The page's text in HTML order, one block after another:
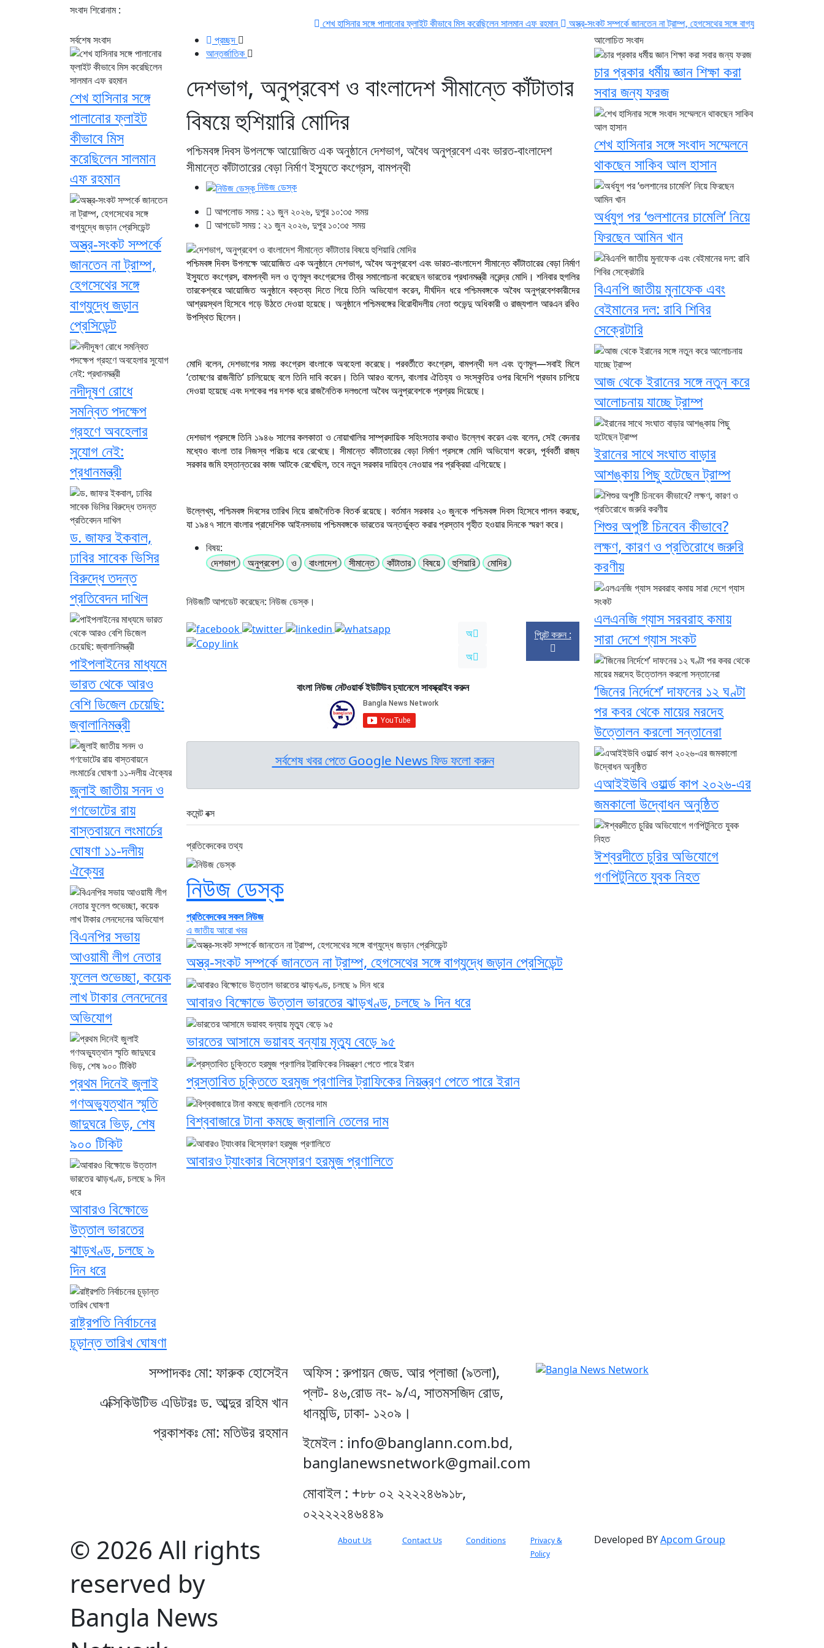
সংবাদ শিরোনাম :
শেখ হাসিনার সঙ্গে পালানোর ফ্লাইট কীভাবে মিস করেছিলেন সালমান এফ রহমান অস্ত্র-সংকট সম্পর্কে জানতেন না ট্রাম্প, হেগসেথের সঙ্গে বাগ্‌যুদ্ধে জড়ান প্রেসিডেন্ট
প্রচ্ছদ
আন্তর্জাতিক
দেশভাগ, অনুপ্রবেশ ও বাংলাদেশ সীমান্তে কাঁটাতার
বিষয়ে হুশিয়ারি মোদির
পশ্চিমবঙ্গ দিবস উপলক্ষে আয়োজিত এক অনুষ্ঠানে দেশভাগ, অবৈধ অনুপ্রবেশ এবং ভারত-বাংলাদেশ
সীমান্তে কাঁটাতারের বেড়া নির্মাণ ইস্যুতে কংগ্রেস, বামপন্থী
নিউজ ডেস্ক
আপলোড সময় : ২১ জুন ২০২৬, দুপুর ১০:৩৫ সময়
আপডেট সময় : ২১ জুন ২০২৬, দুপুর ১০:৩৫ সময়
পশ্চিমবঙ্গ দিবস উপলক্ষে আয়োজিত এক অনুষ্ঠানে দেশভাগ, অবৈধ অনুপ্রবেশ এবং ভারত-বাংলাদেশ সীমান্তে কাঁটাতারের বেড়া নির্মাণ
ইস্যুতে কংগ্রেস, বামপন্থী দল ও তৃণমূল কংগ্রেসের তীব্র সমালোচনা করেছেন ভারতের প্রধানমন্ত্রী নরেন্দ্র মোদি। শনিবার হুগলির
তারকেশ্বরে আয়োজিত অনুষ্ঠানে বক্তব্য দিতে গিয়ে তিনি অভিযোগ করেন, দীর্ঘদিন ধরে পশ্চিমবঙ্গকে অবৈধ অনুপ্রবেশকারীদের
আশ্রয়স্থল হিসেবে গড়ে উঠতে দেওয়া হয়েছে। অনুষ্ঠানে পশ্চিমবঙ্গের বিরোধীদলীয় নেতা শুভেন্দু অধিকারী ও রাজ্যপাল আরএন রবিও
উপস্থিত ছিলেন।
মোদি বলেন, দেশভাগের সময় কংগ্রেস বাংলাকে অবহেলা করেছে। পরবর্তীতে কংগ্রেস, বামপন্থী দল এবং তৃণমূল—সবাই মিলে
‘তোষণের রাজনীতি’ চালিয়েছে বলে তিনি দাবি করেন। তিনি আরও বলেন, বাংলার ঐতিহ্য ও সংস্কৃতির ওপর বিদেশি প্রভাব চাপিয়ে
দেওয়া হয়েছে এবং দশকের পর দশক ধরে রাজনৈতিক দলগুলো অবৈধ অনুপ্রবেশকে প্রশ্রয় দিয়েছে।
দেশভাগ প্রসঙ্গে তিনি ১৯৪৬ সালের কলকাতা ও নোয়াখালির সাম্প্রদায়িক সহিংসতার কথাও উল্লেখ করেন এবং বলেন, সেই বেদনার
মধ্যেও বাংলা তার নিজস্ব পরিচয় ধরে রেখেছে। সীমান্তে কাঁটাতারের বেড়া নির্মাণ প্রসঙ্গে মোদি অভিযোগ করেন, পূর্ববর্তী রাজ্য
সরকার জমি হস্তান্তরের কাজ আটকে রেখেছিল, তবে নতুন সরকার দায়িত্ব নেওয়ার পর প্রক্রিয়া এগিয়েছে।
উল্লেখ্য, পশ্চিমবঙ্গ দিবসের তারিখ নিয়ে রাজনৈতিক বিতর্ক রয়েছে। বর্তমান সরকার ২০ জুনকে পশ্চিমবঙ্গ দিবস হিসেবে পালন করছে,
যা ১৯৪৭ সালে বাংলার প্রাদেশিক আইনসভায় পশ্চিমবঙ্গকে ভারতের অন্তর্ভুক্ত করার প্রস্তাব গৃহীত হওয়ার দিনকে স্মরণ করে।
বিষয়:
দেশভাগ
অনুপ্রবেশ ও বাংলাদেশ সীমান্তে কাঁটাতার বিষয়ে হুশিয়ারি মোদির
নিউজটি আপডেট করেছেন: নিউজ ডেস্ক।
অ
অ
প্রিন্ট করুন :
বাংলা নিউজ নেটওয়ার্ক ইউটিউব চ্যানেলে সাবস্ক্রাইব করুন
সর্বশেষ খবর পেতে Google News ফিড ফলো করুন
কমেন্ট বক্স
প্রতিবেদকের তথ্য
নিউজ ডেস্ক
প্রতিবেদকের সকল নিউজ
এ জাতীয় আরো খবর
অস্ত্র-সংকট সম্পর্কে জানতেন না ট্রাম্প, হেগসেথের সঙ্গে বাগ্‌যুদ্ধে জড়ান প্রেসিডেন্ট
আবারও বিক্ষোভে উত্তাল ভারতের ঝাড়খণ্ড, চলছে ৯ দিন ধরে
ভারতের আসামে ভয়াবহ বন্যায় মৃত্যু বেড়ে ৯৫
প্রস্তাবিত চুক্তিতে হরমুজ প্রণালির ট্রাফিকের নিয়ন্ত্রণ পেতে পারে ইরান
বিশ্ববাজারে টানা কমছে জ্বালানি তেলের দাম
আবারও ট্যাংকার বিস্ফোরণ হরমুজ প্রণালিতে
সর্বশেষ সংবাদ
শেখ হাসিনার সঙ্গে
পালানোর ফ্লাইট
কীভাবে মিস
করেছিলেন সালমান
এফ রহমান
অস্ত্র-সংকট সম্পর্কে
জানতেন না ট্রাম্প,
হেগসেথের সঙ্গে
বাগ্‌যুদ্ধে জড়ান
প্রেসিডেন্ট
নদীদূষণ রোধে
সমন্বিত পদক্ষেপ
গ্রহণে অবহেলার
সুযোগ নেই:
প্রধানমন্ত্রী
ড. জাফর ইকবাল,
ঢাবির সাবেক ভিসির
বিরুদ্ধে তদন্ত
প্রতিবেদন দাখিল
পাইপলাইনের মাধ্যমে
ভারত থেকে আরও
বেশি ডিজেল চেয়েছি:
জ্বালানিমন্ত্রী
জুলাই জাতীয় সনদ ও
গণভোটের রায়
বাস্তবায়নে লংমার্চের
ঘোষণা ১১-দলীয়
ঐক্যের
বিএনপির সভায়
আওয়ামী লীগ নেতার
ফুলেল শুভেচ্ছা, কয়েক
লাখ টাকার লেনদেনের
অভিযোগ
প্রথম দিনেই জুলাই
গণঅভ্যুত্থান স্মৃতি
জাদুঘরে ভিড়, শেষ
৯০০ টিকিট
আবারও বিক্ষোভে
উত্তাল ভারতের
ঝাড়খণ্ড, চলছে ৯
দিন ধরে
রাষ্ট্রপতি নির্বাচনের
চূড়ান্ত তারিখ ঘোষণা
আলোচিত সংবাদ
চার প্রকার ধর্মীয় জ্ঞান শিক্ষা করা
সবার জন্য ফরজ
শেখ হাসিনার সঙ্গে সংবাদ সম্মেলনে
থাকছেন সাকিব আল হাসান
অর্ধযুগ পর ‘গুলশানের চামেলি’ নিয়ে
ফিরছেন আমিন খান
বিএনপি জাতীয় মুনাফেক এবং
বেইমানের দল: রাবি শিবির
সেক্রেটারি
আজ থেকে ইরানের সঙ্গে নতুন করে
আলোচনায় যাচ্ছে ট্রাম্প
ইরানের সাথে সংঘাত বাড়ার
আশঙ্কায় পিছু হটেছেন ট্রাম্প
শিশুর অপুষ্টি চিনবেন কীভাবে?
লক্ষণ, কারণ ও প্রতিরোধে জরুরি
করণীয়
এলএনজি গ্যাস সরবরাহ কমায়
সারা দেশে গ্যাস সংকট
‘জিনের নির্দেশে’ দাফনের ১২ ঘণ্টা
পর কবর থেকে মায়ের মরদেহ
উত্তোলন করলো সন্তানেরা
এআইইউবি ওয়ার্ল্ড কাপ ২০২৬-এর
জমকালো উদ্বোধন অনুষ্ঠিত
ঈশ্বরদীতে চুরির অভিযোগে
গণপিটুনিতে যুবক নিহত
সম্পাদকঃ মো: ফারুক হোসেইন
এক্সিকিউটিভ এডিটরঃ ড. আব্দুর রহিম খান
প্রকাশকঃ মো: মতিউর রহমান
অফিস : রুপায়ন জেড. আর প্লাজা (৯তলা),
প্লট- ৪৬,রোড নং- ৯/এ, সাতমসজিদ রোড,
ধানমন্ডি, ঢাকা- ১২০৯।
ইমেইল : info@banglann.com.bd,
banglanewsnetwork@gmail.com
মোবাইল : +৮৮ ০২ ২২২২৪৬৯১৮,
০২২২২২৪৬৪৪৯
© 2026 All rights
reserved by
Bangla News
About Us Contact Us Conditions
Privacy &
Policy
Developed BYApcom Group